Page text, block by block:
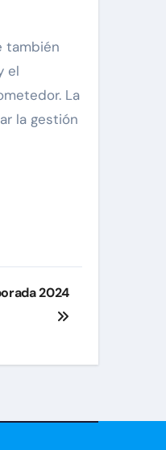
también
el
La
la gestión
2024